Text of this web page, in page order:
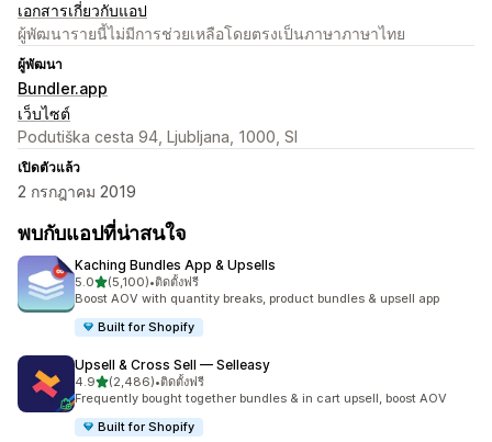
เอกสารเกี่ยวกับแอป
ผู้พัฒนารายนี้ไม่มีการช่วยเหลือโดยตรงเป็นภาษาภาษาไทย
ผู้พัฒนา
Bundler.app
เว็บไซต์
Podutiška cesta 94, Ljubljana, 1000, SI
เปิดตัวแล้ว
2 กรกฎาคม 2019
พบกับแอปที่น่าสนใจ
Kaching Bundles App & Upsells
5.0เต็ม 5 ดาว
(5,100)
ทั้งหมด 5100 รีวิว
•ติดตั้งฟรี
Boost AOV with quantity breaks, product bundles & upsell app
Built for Shopify
Upsell & Cross Sell — Selleasy
4.9เต็ม 5 ดาว
(2,486)
ทั้งหมด 2486 รีวิว
•ติดตั้งฟรี
Frequently bought together bundles & in cart upsell, boost AOV
Built for Shopify